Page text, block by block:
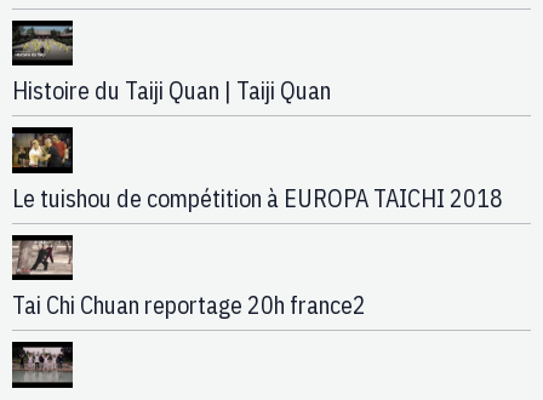
Histoire du Taiji Quan | Taiji Quan
Le tuishou de compétition à EUROPA TAICHI 2018
Tai Chi Chuan reportage 20h france2